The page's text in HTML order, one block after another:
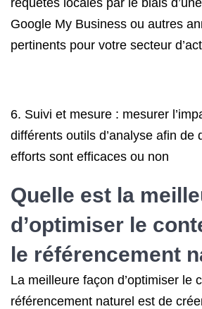
requêtes locales par le biais
Google My Business ou autres
pertinents pour votre secteur
6. Suivi et mesure : mesurer
différents outils d’analyse afin de
efforts sont efficaces ou non
Quelle est la
d’optimiser le
le référencement
La meilleure façon d’optimiser le
référencement naturel est de